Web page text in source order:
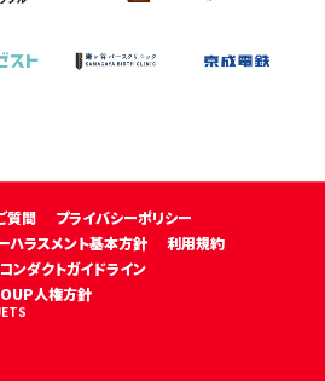
質問
プライバシーポリシー
ハラスメント基本方針
利用規約
ンダクトガイドライン
人権方針